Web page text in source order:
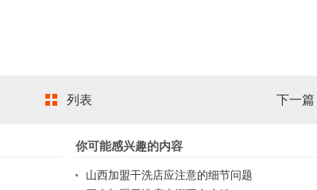
列表 下一篇
你可能感兴趣的内容
山西加盟干洗店应注意的细节问题